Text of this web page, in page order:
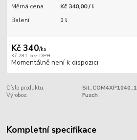
Měrná cena
Kč 340,00 / l
Balení
1 l
Kč 340/ks
Kč 281 bez DPH
Momentálně není k dispozici
Číslo produktu:
Sil_COM4XP1040_1
Výrobce:
Fusch
Kompletní specifikace